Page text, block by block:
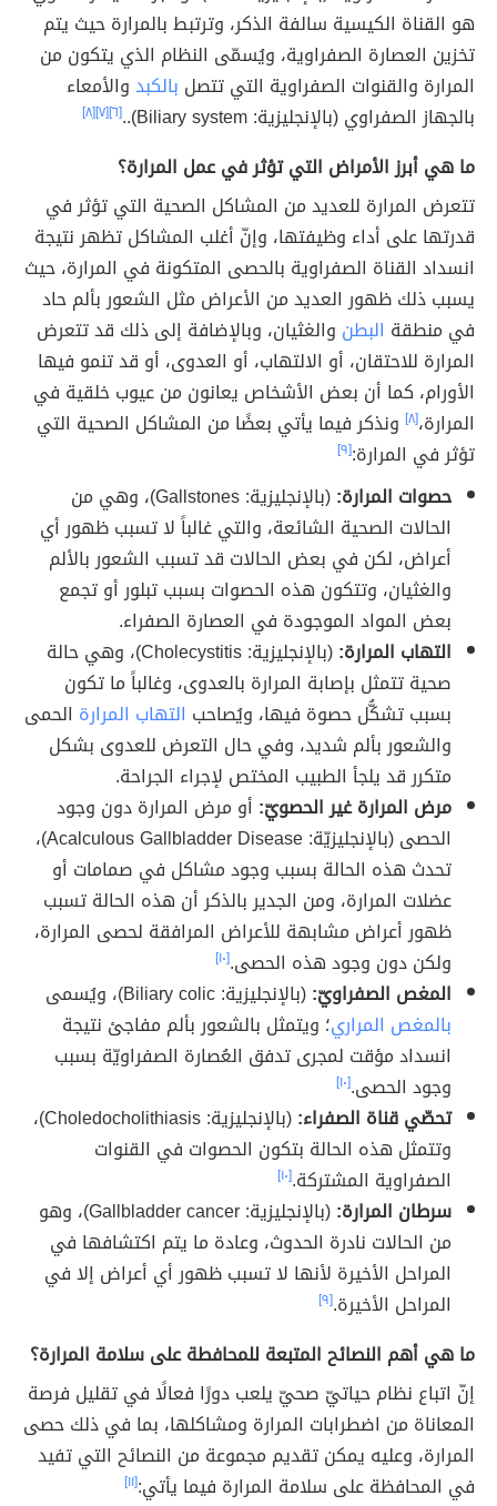
هو القناة الكيسية سالفة الذكر، وترتبط بالمرارة حيث يتم
تخزين العصارة الصفراوية، ويُسمّى النظام الذي يتكون من
المرارة والقنوات الصفراوية التي تتصل بالكبدوالأمعاء
بالجهاز الصفراوي (بالإنجليزية: Biliary system)..
[٦] [٧] [٨]
ما هي أبرز الأمراض التي تؤثر في عمل المرارة؟
تتعرض المرارة للعديد من المشاكل الصحية التي تؤثر في
قدرتها على أداء وظيفتها، وإنّ أغلب المشاكل تظهر نتيجة
انسداد القناة الصفراوية بالحصى المتكونة في المرارة، حيث
يسبب ذلك ظهور العديد من الأعراض مثل الشعور بألم حاد
في منطقة البطن والغثيان، وبالإضافة إلى ذلك قد تتعرض
المرارة للاحتقان، أو الالتهاب، أو العدوى، أو قد تنمو فيها
الأورام، كما أن بعض الأشخاص يعانون من عيوب خلقية في
المرارة،[٨]
ونذكر فيما يأتي بعضًا من المشاكل الصحية التي
تؤثر في المرارة:[٩]
حصوات المرارة:
(بالإنجليزية: Gallstones)، وهي من
الحالات الصحية الشائعة، والتي غالباً لا تسبب ظهور أي
أعراض، لكن في بعض الحالات قد تسبب الشعور بالألم
والغثيان، وتتكون هذه الحصوات بسبب تبلور أو تجمع
بعض المواد الموجودة في العصارة الصفراء.
التهاب المرارة:
(بالإنجليزية: Cholecystitis)، وهي حالة
صحية تتمثل بإصابة المرارة بالعدوى، وغالباً ما تكون
بسبب تشكُّل حصوة فيها، ويُصاحب التهاب المرارة الحمى
والشعور بألم شديد، وفي حال التعرض للعدوى بشكل
متكرر قد يلجأ الطبيب المختص لإجراء الجراحة.
مرض المرارة غير الحصويّ: أو مرض المرارة دون وجود
الحصى (بالإنجليزيّة: Acalculous Gallbladder Disease)،
تحدث هذه الحالة بسبب وجود مشاكل في صمامات أو
عضلات المرارة، ومن الجدير بالذكر أن هذه الحالة تسبب
ظهور أعراض مشابهة للأعراض المرافقة لحصى المرارة،
ولكن دون وجود هذه الحصى.[١٠]
المغص الصفراويّ:(بالإنجليزية: Biliary colic)، ويُسمى
بالمغص المراري؛ ويتمثل بالشعور بألم مفاجئ نتيجة
انسداد مؤقت لمجرى تدفق العُصارة الصفراويّة بسبب
وجود الحصى.[١٠]
تحصّي قناة الصفراء:
(بالإنجليزية: Choledocholithiasis)،
وتتمثل هذه الحالة بتكون الحصوات في القنوات
الصفراوية المشتركة.[١٠]
سرطان المرارة:
(بالإنجليزية: Gallbladder cancer)، وهو
من الحالات نادرة الحدوث، وعادة ما يتم اكتشافها في
المراحل الأخيرة لأنها لا تسبب ظهور أي أعراض إلا في
المراحل الأخيرة.[٩]
ما هي أهم النصائح المتبعة للمحافطة على سلامة المرارة؟
إنّ اتباع نظام حياتيّ صحيّ يلعب دورًا فعالًا في تقليل فرصة
المعاناة من اضطرابات المرارة ومشاكلها، بما في ذلك حصى
المرارة، وعليه يمكن تقديم مجموعة من النصائح التي تفيد
في المحافظة على سلامة المرارة فيما يأتي:[١١]